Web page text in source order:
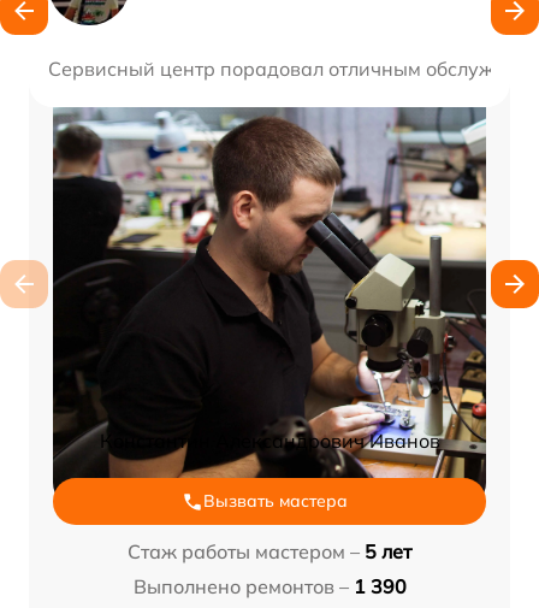
Сервисный центр порадовал отличным
Константин Александрович Иванов
Вызвать мастера
Стаж работы мастером – 5 лет
Выполнено ремонтов – 1 390